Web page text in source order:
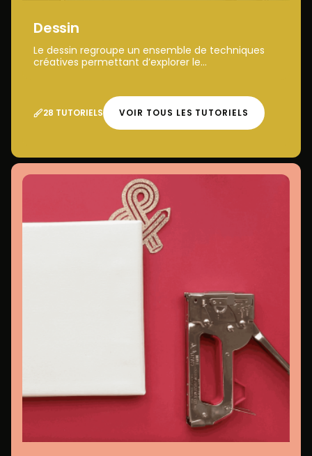
Dessin
Le dessin regroupe un ensemble de techniques
créatives permettant d’explorer le...
28 TUTORIELS VOIR TOUS LES TUTORIELS